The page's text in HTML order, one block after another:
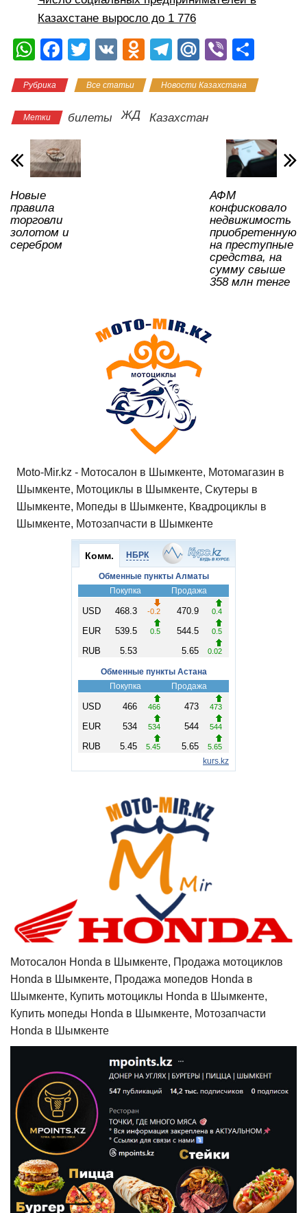
Казахстане выросло до 1 776
W
at
s
A
p
p
F
c
e
b
o
o
T
tt
er
V
O
n
o
T
e
gr
M
.R
u
Vi
er р
в
и
ть
Рубрика Все статьи Новости Казахстана
Метки билеты ЖД Казахстан
Новые
правила
торговли
золотом и
серебром
АФМ
конфисковало
недвижимость
приобретенную
на преступные
средства, на
сумму свыше
358 млн тенге
Moto-Mir.kz - Мотосалон в Шымкенте, Мотомагазин в
Шымкенте, Мотоциклы в Шымкенте, Скутеры в
Шымкенте, Мопеды в Шымкенте, Квадроциклы в
Шымкенте, Мотозапчасти в Шымкенте
Мотосалон Honda в Шымкенте, Продажа мотоциклов
Honda в Шымкенте, Продажа мопедов Honda в
Шымкенте, Купить мотоциклы Honda в Шымкенте,
Купить мопеды Honda в Шымкенте, Мотозапчасти
Honda в Шымкенте